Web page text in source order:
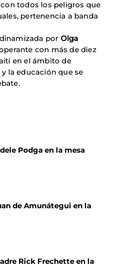
todos los peligros que
pertenencia a banda
por Olga
con más de diez
en el ámbito de
la educación que se
Podga en la mesa
de Amunátegui en la
Rick Frechette en la